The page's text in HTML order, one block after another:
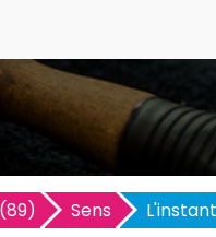
Sens